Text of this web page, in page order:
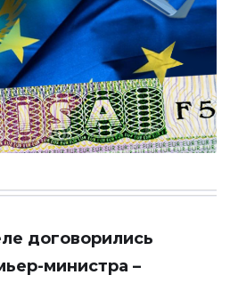
договорились
министра –